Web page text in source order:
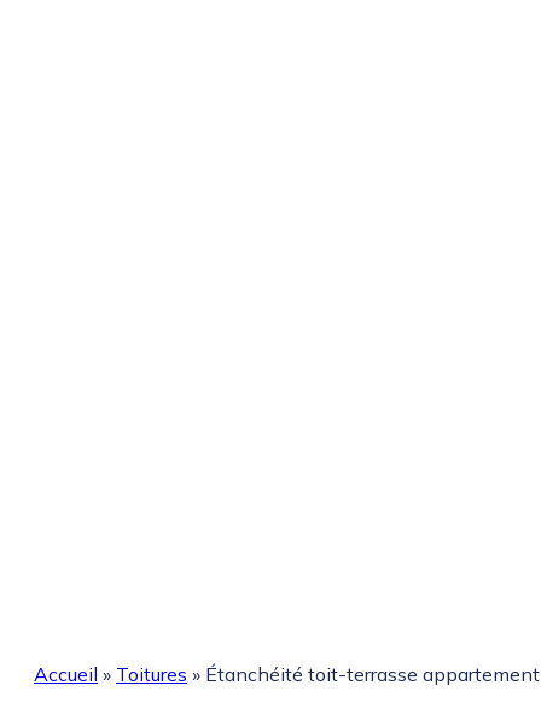
Accueil » Toitures » Étanchéité toit-terrasse